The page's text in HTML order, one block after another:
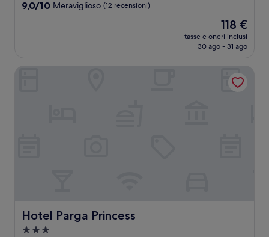
9.0
9,0/10 Meraviglioso (12 recensioni)
Il
prezzo
attuale
118 €
118 €
tasse e oneri inclusi
30 ago - 31 ago
Hotel Parga Princess
Hotel Parga Princess
Struttura